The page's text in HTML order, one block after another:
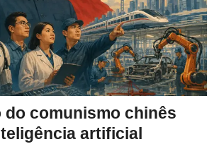
do comunismo chinês
artificial